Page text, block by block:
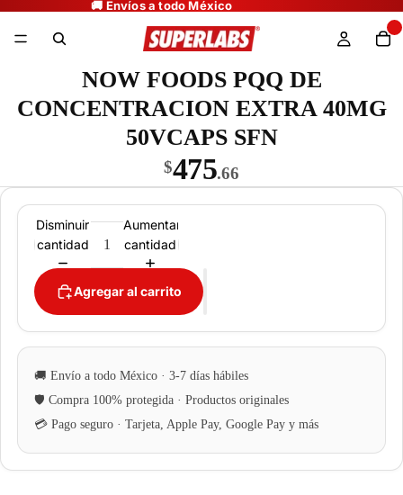
NOW FOODS PQQ DE
CONCENTRACION EXTRA 40MG
50VCAPS SFN
$475.66
Disminuir
cantidad
Aumentar
cantidad
Agregar al carrito